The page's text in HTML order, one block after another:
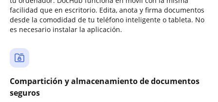
facilidad que en escritorio. Edita, anota y firma documentos
desde la comodidad de tu teléfono inteligente o tableta. No
es necesario instalar la aplicación.
Compartición y almacenamiento de documentos
seguros